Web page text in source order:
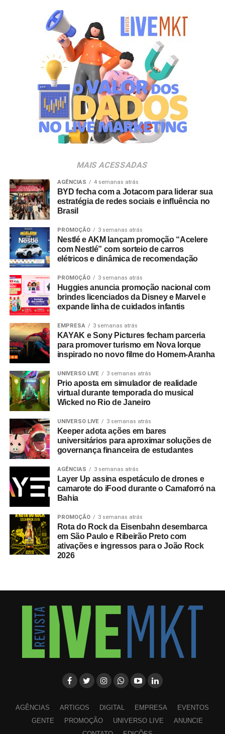
uma experiência personalizada que nasce dolifestyle
cidade maravilhosa”, destaca Marcio Esher, sócio, diretor
de negócios e marketing da Holding Clube e gestor do
Clube Nº1.
A produção do evento é assinada pela agência Banco_
em parceria com a Storymakers e a Cross Networking,
empresas pertencentes ao ecossistema da Holding
Clube. O projeto criativo mantém a assinatura “Brasil na
Veia”, conceito focado na valorização da cultura nacional,
da música e da hospitalidade carioca.
de R$ 3.950,00. As demais atualizações e atrações do
evento serão divulgadas nos canais oficiais do camarote
nos próximos meses.
MAIS ACESSADAS
AGÊNCIAS 4 semanas atrás
BYD fecha com a Jotacom para liderar sua
estratégia de redes sociais e influência no
Brasil
PROMOÇÃO 3 semanas atrás
Nestlé e AKM lançam promoção “Acelere
com Nestlé” com sorteio de carros
elétricos e dinâmica de recomendação
PROMOÇÃO 3 semanas atrás
Huggies anuncia promoção nacional com
brindes licenciados da Disney e Marvel e
expande linha de cuidados infantis
EMPRESA 3 semanas atrás
KAYAK e Sony Pictures fecham parceria
para promover turismo em Nova Iorque
inspirado no novo filme do Homem-Aranha
UNIVERSO LIVE 3 semanas atrás
Prio aposta em simulador de realidade
virtual durante temporada do musical
Wicked no Rio de Janeiro
UNIVERSO LIVE 3 semanas atrás
Keeper adota ações em bares
universitários para aproximar soluções de
governança financeira de estudantes
AGÊNCIAS 3 semanas atrás
Layer Up assina espetáculo de drones e
camarote do iFood durante o Camaforró na
Bahia
PROMOÇÃO 3 semanas atrás
Rota do Rock da Eisenbahn desembarca
em São Paulo e Ribeirão Preto com
ativações e ingressos para o João Rock
2026
AGÊNCIAS ARTIGOS DIGITAL EMPRESA
EVENTOS
GENTE
PROMOÇÃO UNIVERSO LIVE
ANUNCIE